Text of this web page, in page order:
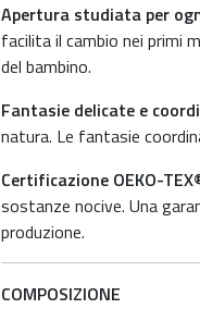
Apertura studiata per
facilita il cambio nei primi
del bambino.
Fantasie delicate e
natura. Le fantasie
Certificazione OEKO-
sostanze nocive. Una
produzione.
COMPOSIZIONE